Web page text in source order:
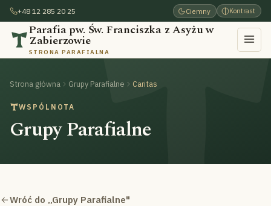
+48 12 285 20 25 Ciemny Kontrast
Parafia pw. Św. Franciszka z Asyżu w
Zabierzowie
STRONA PARAFIALNA
Strona główna Grupy Parafialne Caritas
WSPÓLNOTA
Grupy Parafialne
Wróć do „Grupy Parafialne"